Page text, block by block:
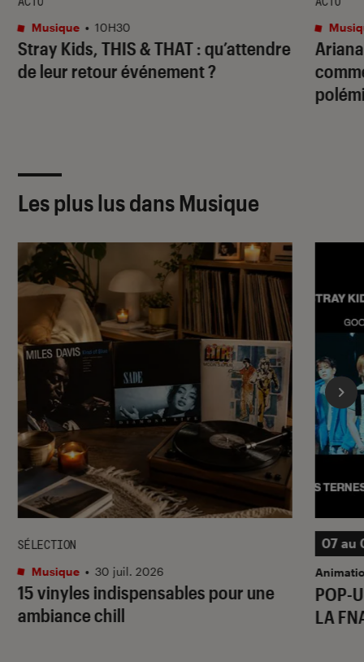
Stray Kids,THIS & THAT: qu’attendre
de leur retour événement ?
Musique • 10H30
Les plus lus dans Musique
15 vinyles indispensables pour une
ambiance chill
SÉLECTION
Musique • 30 juil. 2026
POP-
LA
07 au